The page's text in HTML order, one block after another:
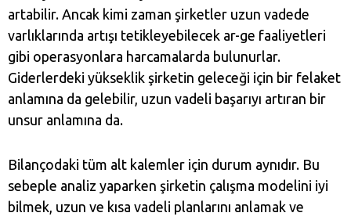
artabilir. Ancak kimi zaman şirketler uzun vadede
varlıklarında artışı tetikleyebilecek ar-ge faaliyetleri
gibi operasyonlara harcamalarda bulunurlar.
Giderlerdeki yükseklik şirketin geleceği için bir felaket
anlamına da gelebilir, uzun vadeli başarıyı artıran bir
unsur anlamına da.
Bilançodaki tüm alt kalemler için durum aynıdır. Bu
sebeple analiz yaparken şirketin çalışma modelini iyi
bilmek, uzun ve kısa vadeli planlarını anlamak ve